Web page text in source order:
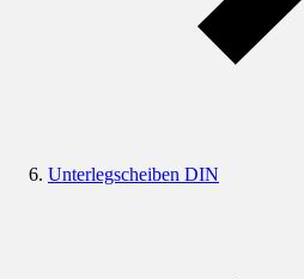
Unterlegscheiben DIN